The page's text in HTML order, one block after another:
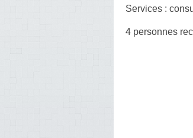
Services :
4 personnes